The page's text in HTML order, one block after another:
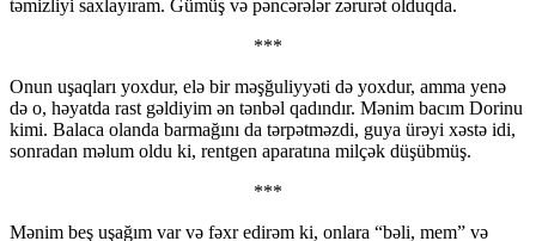
təmizliyi saxlayıram. Gümüş və pəncərələr zərurət olduqda.
***
Onun uşaqları yoxdur, elə bir məşğuliyyəti də yoxdur, amma yenə
də o, həyatda rast gəldiyim ən tənbəl qadındır. Mənim bacım Dorinu
kimi. Balaca olanda barmağını da tərpətməzdi, guya ürəyi xəstə idi,
sonradan məlum oldu ki, rentgen aparatına milçək düşübmüş.
***
Mənim beş uşağım var və fəxr edirəm ki, onlara “bəli, mem” və